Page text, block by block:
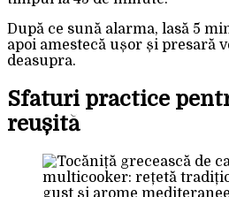
După ce sună alarma, lasă 5
apoi amestecă ușor și presară
deasupra.
Sfaturi practice
reușită